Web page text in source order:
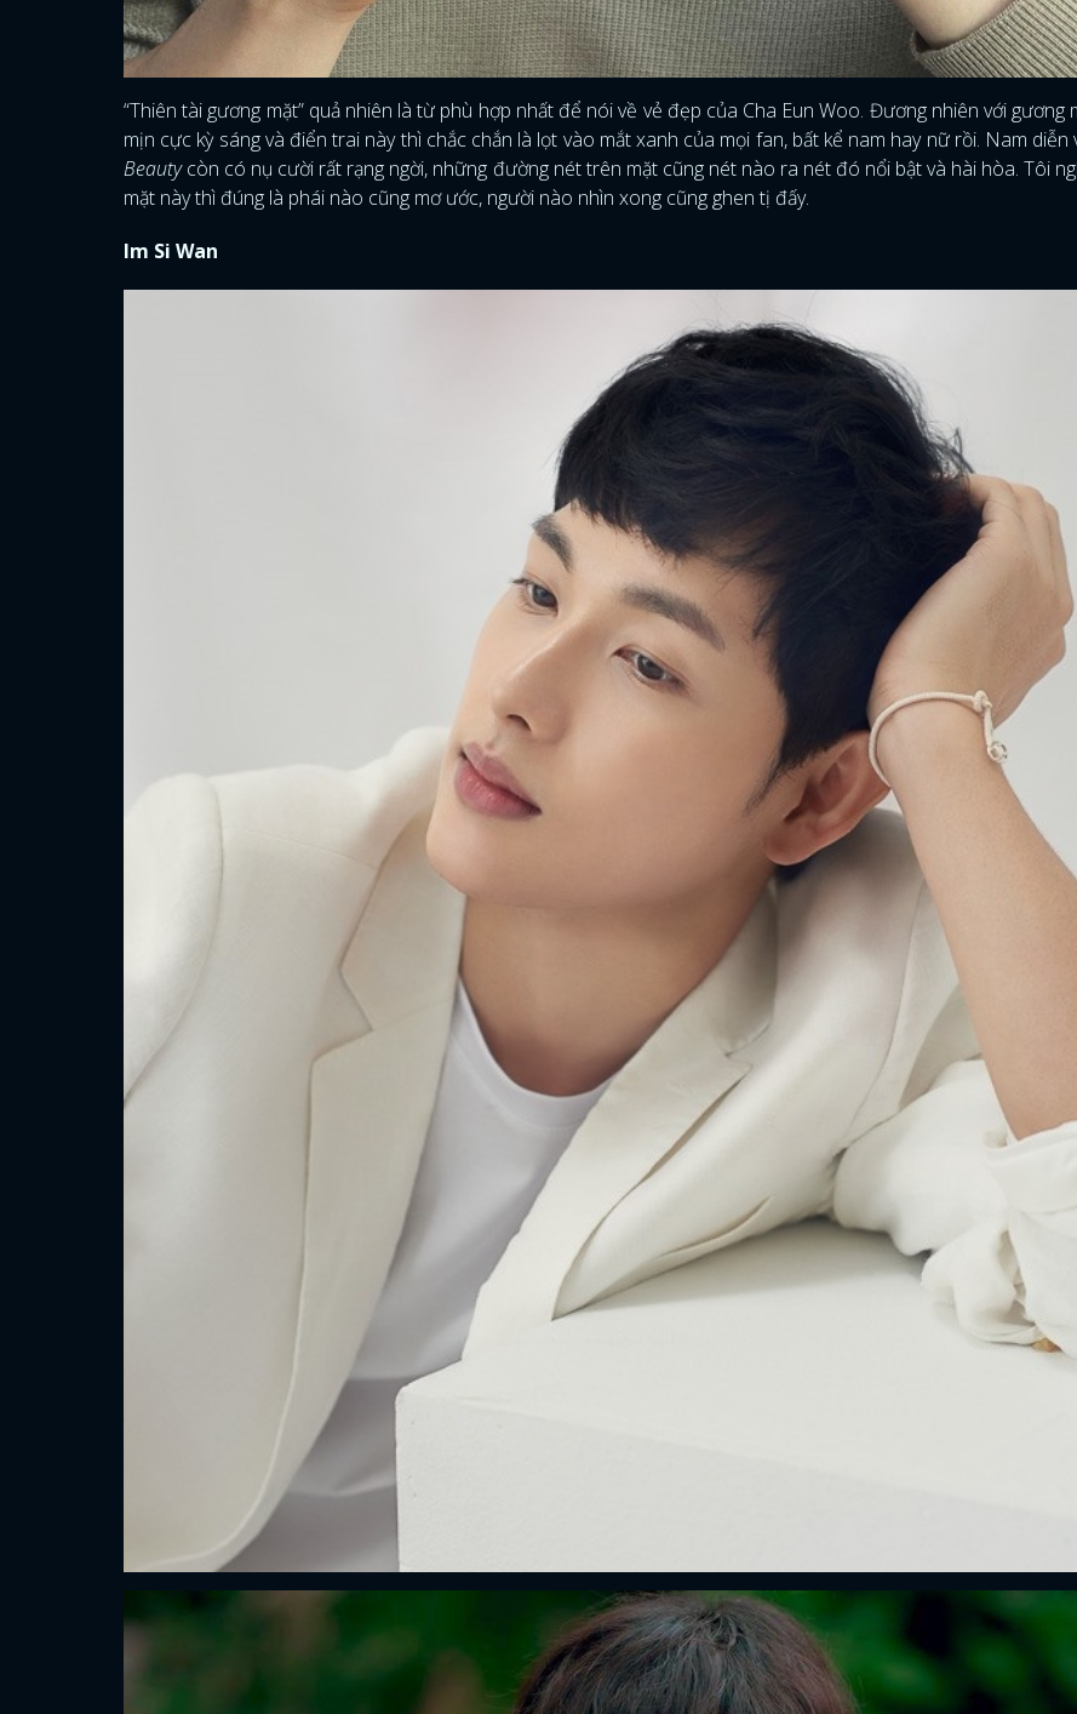
ĐĂNG NHẬP
FACEBOOK GOOGLE
“Thiên tài gương mặt” quả nhiên là từ phù hợp nhất để nói về vẻ đẹp của Cha Eun Woo. Đương nhiên với gương
mịn cực kỳ sáng và điển trai này thì chắc chắn là lọt vào mắt xanh của mọi fan, bất kể nam hay nữ rồi. Nam diễn
Beautycòn có nụ cười rất rạng ngời, những đường nét trên mặt cũng nét nào ra nét đó nổi bật và hài hòa. Tôi
mặt này thì đúng là phái nào cũng mơ ước, người nào nhìn xong cũng ghen tị đấy.
Im Si Wan